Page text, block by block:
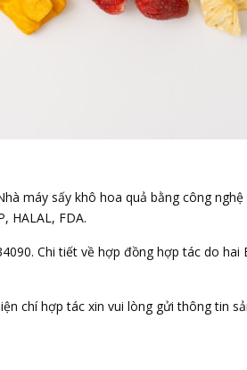
máy sấy khô hoa quả bằng công nghệ
HALAL, FDA.
Chi tiết về hợp đồng hợp tác do hai
chí hợp tác xin vui lòng gửi thông tin